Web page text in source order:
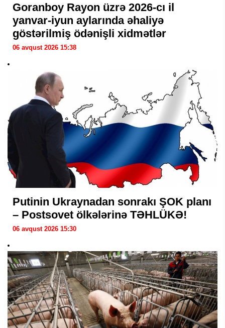
Goranboy Rayon üzrə 2026-cı il
yanvar-iyun aylarında əhaliyə
göstərilmiş ödənişli xidmətlər
06 avqust 2026 15:38
Putinin Ukraynadan sonrakı ŞOK planı
– Postsovet ölkələrinə TƏHLÜKƏ!
06 avqust 2026 15:30